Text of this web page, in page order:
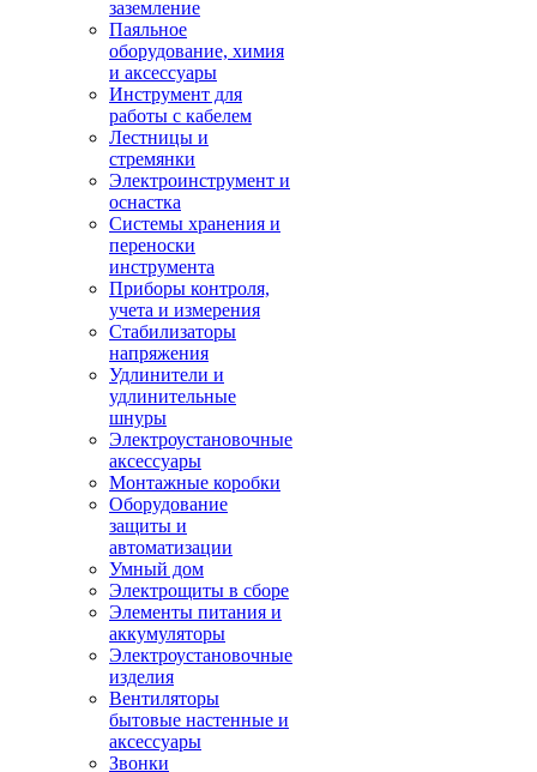
заземление
Паяльное
оборудование, химия
и аксессуары
Инструмент для
работы с кабелем
Лестницы и
стремянки
Электроинструмент и
оснастка
Системы хранения и
переноски
инструмента
Приборы контроля,
учета и измерения
Стабилизаторы
напряжения
Удлинители и
удлинительные
шнуры
Электроустановочные
аксессуары
Монтажные коробки
Оборудование
защиты и
автоматизации
Умный дом
Электрощиты в сборе
Элементы питания и
аккумуляторы
Электроустановочные
изделия
Вентиляторы
бытовые настенные и
аксессуары
Звонки